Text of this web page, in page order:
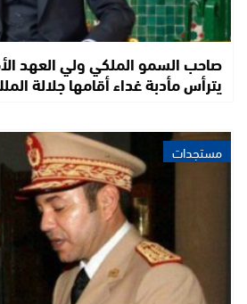
صاحب السمو الملكي ولي العهد
يترأس مأدبة غداء أقامها جلالة
مستجدات